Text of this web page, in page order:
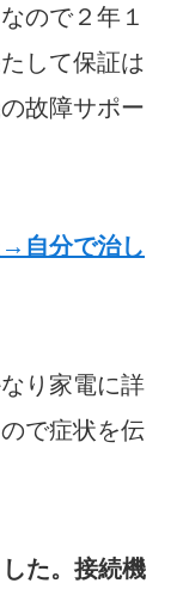
ので２年１
して保証は
故障サポー
自分で治し
り家電に詳
で症状を伝
た。接続機